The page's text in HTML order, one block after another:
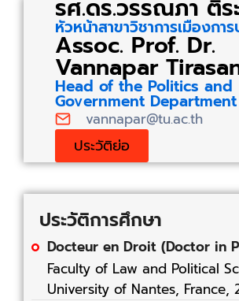
รศ.ดร.วรรณภา ติร
หัวหน้าสาขาวิชาการเมืองกา
Assoc. Prof. Dr.
Vannapar
Head of the Politics and
Government Department
vannapar@tu.ac.th
ประวัติย่อ
ประวัติการศึกษา
Docteur en Droit (Doctor in
Faculty of Law and Political
University of Nantes, France,